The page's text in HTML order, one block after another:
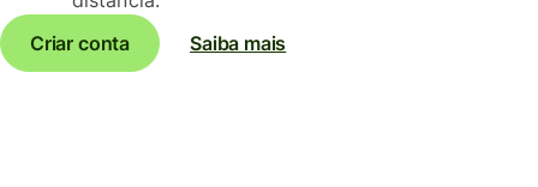
Criar conta
Saiba mais